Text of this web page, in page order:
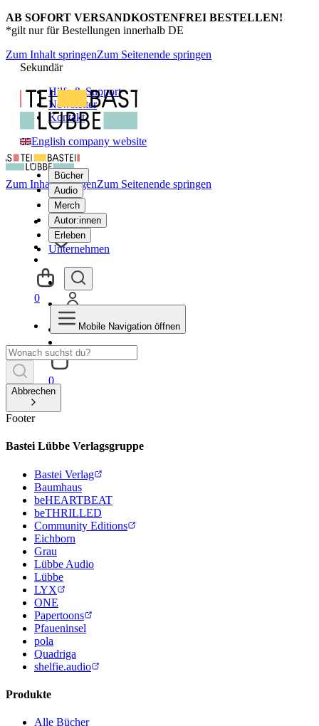
AB SOFORT VERSANDKOSTENFREI BESTELLEN!
*gilt nur für Bestellungen innerhalb DE
Zum Inhalt springenZum Seitenende springen
Sekundär
Hilfe & Support
Newsletter
Kontakt
English company website
Bücher
Audio
Merch
Autor:innen
Erleben
Unternehmen
0
Zum Inhalt springenZum Seitenende springen
0
Mobile Navigation öffnen
Abbrechen
Footer
Bastei Lübbe Verlagsgruppe
Bastei Verlag
Baumhaus
beHEARTBEAT
beTHRILLED
Community Editions
Eichborn
Grau
Lübbe Audio
Lübbe
LYX
ONE
Papertoons
Pfaueninsel
pola
Quadriga
shelfie.audio
Produkte
Alle Bücher